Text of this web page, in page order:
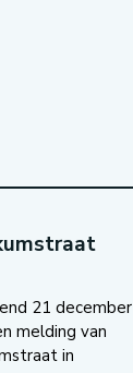
21 december
melding van
in